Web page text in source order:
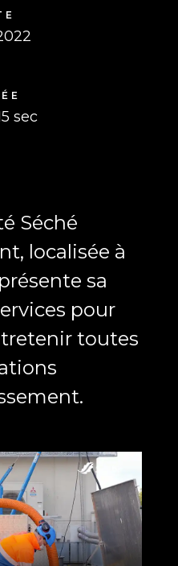
sec
Séché
localisée à
sa
pour
toutes